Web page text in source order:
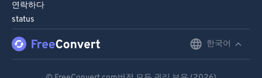
연락하다
status
한국어